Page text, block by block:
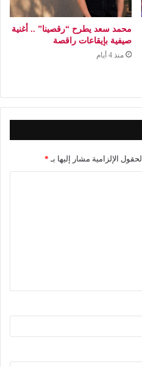
محمد سعد يطرح “رقصينا” .. أغنية
صيفية بإيقاعات راقصة
منذ 4 أيام
الحقول الإلزامية مشار إليها بـ *